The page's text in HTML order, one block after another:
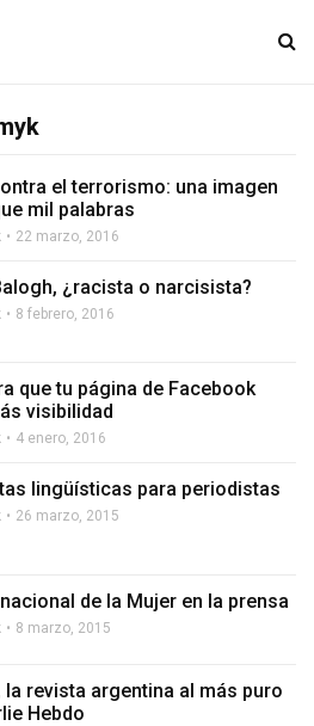
el terrorismo: una imagen
mil palabras
22 marzo, 2016
¿racista o narcisista?
8 febrero, 2016
que tu página de Facebook
visibilidad
4 enero, 2016
lingüísticas para periodistas
26 marzo, 2015
de la Mujer en la prensa
8 marzo, 2015
la revista argentina al más puro
Hebdo